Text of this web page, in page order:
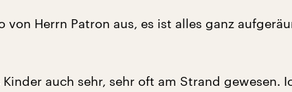
von Herrn Patron aus, es ist alles ganz
auch sehr, sehr oft am Strand gewesen.